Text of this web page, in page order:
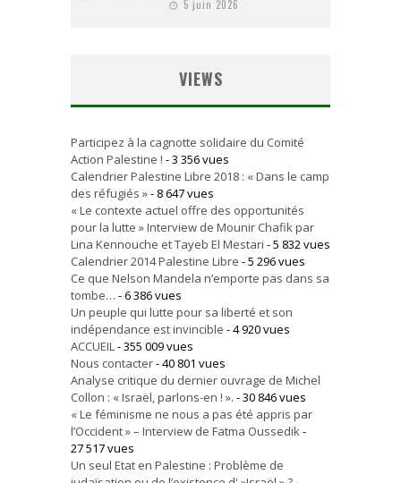
5 juin 2026
VIEWS
Participez à la cagnotte solidaire du Comité
Action Palestine ! - 3 356 vues
Calendrier Palestine Libre 2018 : « Dans le camp
des réfugiés »- 8 647 vues
« Le contexte actuel offre des opportunités
pour la lutte » Interview de Mounir Chafik par
Lina Kennouche et Tayeb El Mestari - 5 832 vues
Calendrier 2014 Palestine Libre - 5 296 vues
Ce que Nelson Mandela n’emporte pas dans sa
tombe… - 6 386 vues
Un peuple qui lutte pour sa liberté et son
indépendance est invincible - 4 920 vues
ACCUEIL- 355 009 vues
Nous contacter- 40 801 vues
Analyse critique du dernier ouvrage de Michel
Collon : « Israël, parlons-en ! ». - 30 846 vues
« Le féminisme ne nous a pas été appris par
l’Occident » – Interview de Fatma Oussedik-
27 517 vues
Un seul Etat en Palestine : Problème de